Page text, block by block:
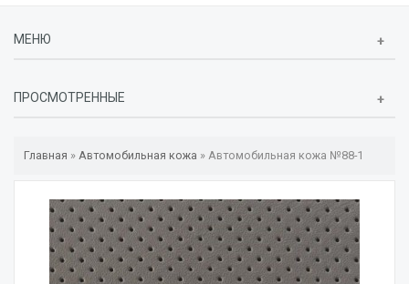
МЕНЮ
ПРОСМОТРЕННЫЕ
Главная » Автомобильная кожа » Автомобильная кожа №88-1